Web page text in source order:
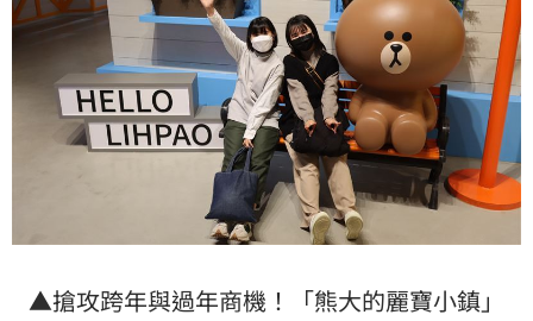
▲搶攻跨年與過年商機！「熊大的麗寶小鎮」